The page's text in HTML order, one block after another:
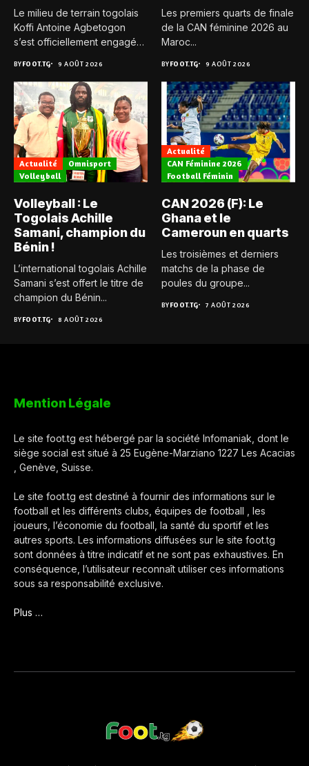
Le milieu de terrain togolais
Koffi Antoine Agbetogon
s’est officiellement engagé
BYFOOT.TG 9 AOÛT 2026
Les premiers quarts de finale
de la CAN féminine 2026 au
Maroc...
BYFOOT.TG 9 AOÛT 2026
Actualité
Omnisport
Volleyball
Volleyball : Le
Togolais Achille
Samani, champion du
Bénin !
L’international togolais Achille
Samani s’est offert le titre de
champion du Bénin...
BYFOOT.TG 8 AOÛT 2026
Actualité
CAN Féminine 2026
Football Féminin
CAN 2026 (F): Le
Ghana et le
Cameroun en quarts
Les troisièmes et derniers
matchs de la phase de
poules du groupe...
BYFOOT.TG 7 AOÛT 2026
Mention Légale
Le site foot.tg est hébergé par la société Infomaniak, dont le
siège social est situé à 25 Eugène-Marziano 1227 Les Acacias
, Genève, Suisse.
Le site foot.tg est destiné à fournir des informations sur le
football et les différents clubs, équipes de football , les
joueurs, l’économie du football, la santé du sportif et les
autres sports. Les informations diffusées sur le site foot.tg
sont données à titre indicatif et ne sont pas exhaustives. En
conséquence, l’utilisateur reconnaît utiliser ces informations
sous sa responsabilité exclusive.
Plus …